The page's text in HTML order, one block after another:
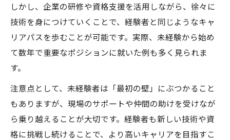
しかし、企業の研修や資格支援を活用しながら、徐々に
技術を身につけていくことで、経験者と同じようなキャ
リアパスを歩むことが可能です。実際、未経験から始め
て数年で重要なポジションに就いた例も多く見られま
す。
注意点として、未経験者は「最初の壁」にぶつかること
もありますが、現場のサポートや仲間の助けを受けなが
ら乗り越えることが大切です。経験者も新しい技術や資
格に挑戦し続けることで、より高いキャリアを目指すこ